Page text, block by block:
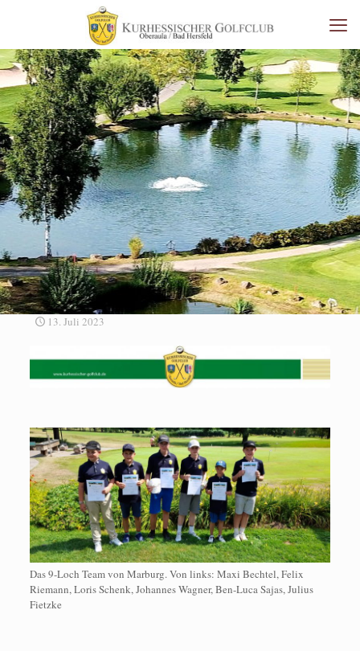
13. Juli 2023
Das 9-Loch Team von Marburg. Von links: Maxi Bechtel, Felix
Riemann, Loris Schenk, Johannes Wagner, Ben-Luca Sajas, Julius
Fietzke